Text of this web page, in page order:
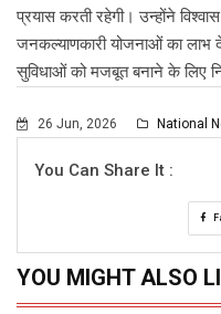
प्रयास करती रहेगी। उन्होंने
जनकल्याणकारी योजनाओं का लाभ
सुविधाओं को मजबूत बनाने के लिए
26 Jun, 2026 National
You Can Share It :
YOU MIGHT ALSO